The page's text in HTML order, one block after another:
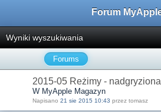
Forum
Wyniki wyszukiwania
Forums
2015-05 Reżimy -
W MyApple Magazyn
Napisano 21 sie 2015 10:43 przez tomasz